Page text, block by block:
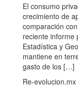
El consumo
crecimiento de
comparación
reciente informe
Estadística y
mantiene en
gasto de los […]
Re-evolucion.mx